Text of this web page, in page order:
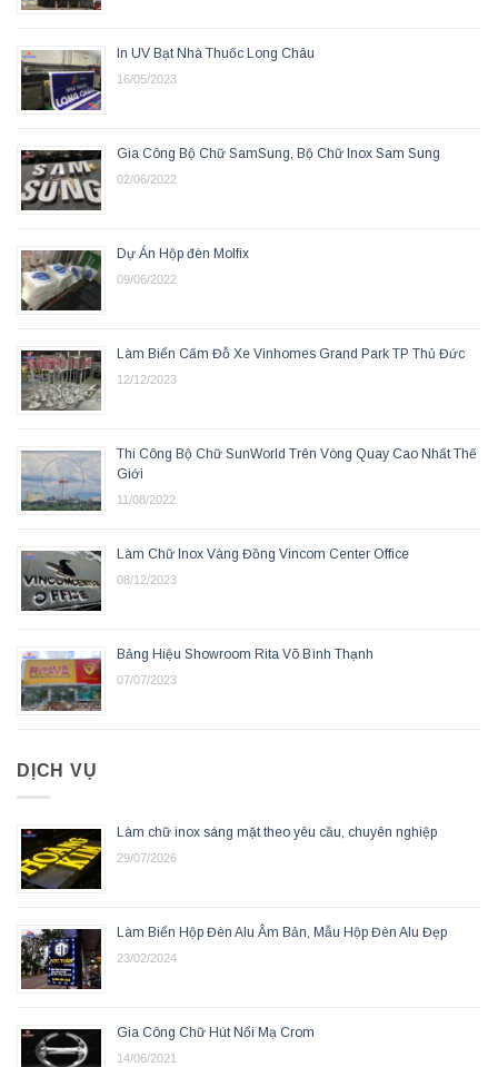
In UV Bạt Nhà Thuốc Long Châu
16/05/2023
Gia Công Bộ Chữ SamSung, Bộ Chữ Inox Sam Sung
02/06/2022
Dự Án Hộp đèn Molfix
09/06/2022
Làm Biển Cấm Đỗ Xe Vinhomes Grand Park TP Thủ Đức
12/12/2023
Thi Công Bộ Chữ SunWorld Trên Vòng Quay Cao Nhất Thế
Giới
11/08/2022
Làm Chữ Inox Vàng Đồng Vincom Center Office
08/12/2023
Bảng Hiệu Showroom Rita Võ Bình Thạnh
07/07/2023
DỊCH VỤ
Làm chữ inox sáng mặt theo yêu cầu, chuyên nghiệp
29/07/2026
Làm Biển Hộp Đèn Alu Âm Bản, Mẫu Hộp Đèn Alu Đẹp
23/02/2024
Gia Công Chữ Hút Nổi Mạ Crom
14/06/2021